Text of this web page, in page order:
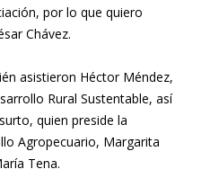
por lo que quiero
Chávez.
asistieron Héctor Méndez,
Rural Sustentable, así
quien preside la
Agropecuario, Margarita
Tena.